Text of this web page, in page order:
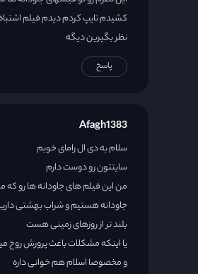
کشیدم تایپ کردم دیدم فیلم
نظر بگیرین دیگه
پاسخ
Afagh1383
سلام به دی ال رامای خوبم
سایتتون رو دوست دارم
من این فیلم های جاودانه ها رو
جاودانه هستیم و شراب بهشتی
بلند تر از روزهای زمینی هست
یا اینکه مشکلات باعث پرورش روح
و مخصوصا اسلام هم خوانی داره